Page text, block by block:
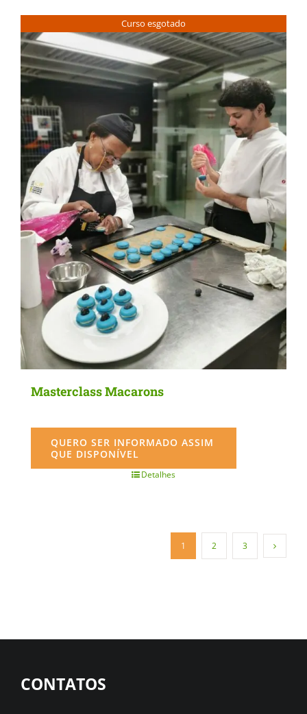
Curso esgotado
Masterclass Macarons
QUERO SER INFORMADO ASSIM
QUE DISPONÍVEL
Detalhes
1 2 3
CONTATOS